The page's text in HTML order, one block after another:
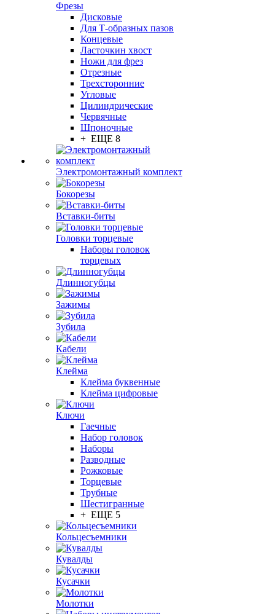
Фрезы
Дисковые
Для Т-образных пазов
Концевые
Ласточкин хвост
Ножи для фрез
Отрезные
Трехсторонние
Угловые
Цилиндрические
Червячные
Шпоночные
+ ЕЩЕ 8
Электромонтажный комплект
Бокорезы
Вставки-биты
Головки торцевые
Наборы головок
торцевых
Длинногубцы
Зажимы
Зубила
Кабели
Клейма
Клейма буквенные
Клейма цифровые
Ключи
Гаечные
Набор головок
Наборы
Разводные
Рожковые
Торцевые
Трубные
Шестигранные
+ ЕЩЕ 5
Кольцесъемники
Кувалды
Кусачки
Молотки